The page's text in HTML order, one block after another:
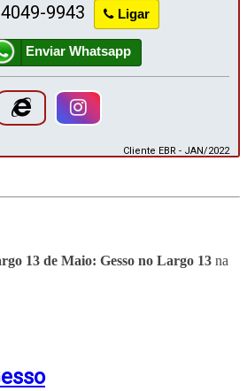
9943 Ligar
Enviar Whatsapp
Cliente EBR - JAN/2022
13 de Maio: Gesso no Largo 13 na